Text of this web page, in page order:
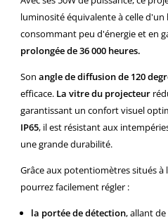
luminosité équivalente à celle d'un
consommant peu d'énergie et en
prolongée de 36 000 heures.
Son angle de diffusion de 120
efficace. La vitre du projecteur
garantissant un confort visuel
IP65, il est résistant aux
une grande durabilité.
Grâce aux potentiomètres situés
pourrez facilement régler :
la portée de détection, allant de